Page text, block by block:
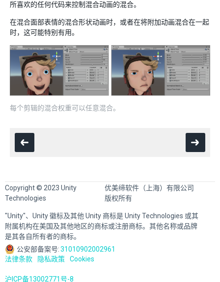
所喜欢的任何代码来控制混合动画的混合。
在混合面部表情的混合形状动画时，或者在将附加动画混合在一起
时，这可能特别有用。
每个剪辑的混合权重可以任意混合。
Copyright © 2023 Unity
Technologies
优美缔软件（上海）有限公司
版权所有
"Unity"、Unity 徽标及其他 Unity 商标是 Unity Technologies 或其
附属机构在美国及其他地区的商标或注册商标。其他名称或品牌
是其各自所有者的商标。
公安部备案号:31010902002961
法律条款
隐私政策 Cookies
沪ICP备13002771号-8